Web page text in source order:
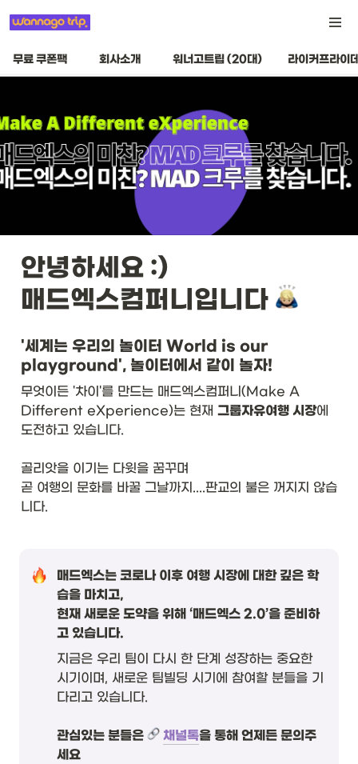
무료 쿠폰팩 회사소개 워너고트립 (20대) 라이커프라이
안녕하세요 :)
매드엑스컴퍼니입니다
'세계는 우리의 놀이터 World is our
playground', 놀이터에서 같이 놀자!
무엇이든 '차이'를 만드는 매드엑스컴퍼니(Make A
Different eXperience)는 현재 그룹자유여행 시장에
도전하고 있습니다.
골리앗을 이기는 다윗을 꿈꾸며
곧 여행의 문화를 바꿀 그날까지....판교의 불은 꺼지지 않습
니다.
매드엑스는 코로나 이후 여행 시장에 대한 깊은 학
습을 마치고,
현재 새로운 도약을 위해 ‘매드엑스 2.0’을 준비하
고 있습니다.
지금은 우리 팀이 다시 한 단계 성장하는 중요한
시기이며, 새로운 팀빌딩 시기에 참여할 분들을 기
다리고 있습니다.
관심있는 분들은 채널톡을 통해 언제든 문의주
세요